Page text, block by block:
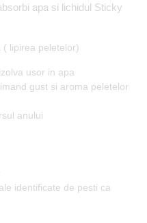
apa si lichidul Sticky
( lipirea peletelor)
usor in apa
gust si aroma peletelor
anului
identificate de pesti ca